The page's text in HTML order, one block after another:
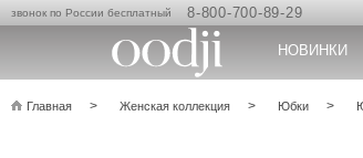
звонок по России бесплатный 8-800-700-89-29
НОВИНКИ
Главная Женская коллекция Юбки